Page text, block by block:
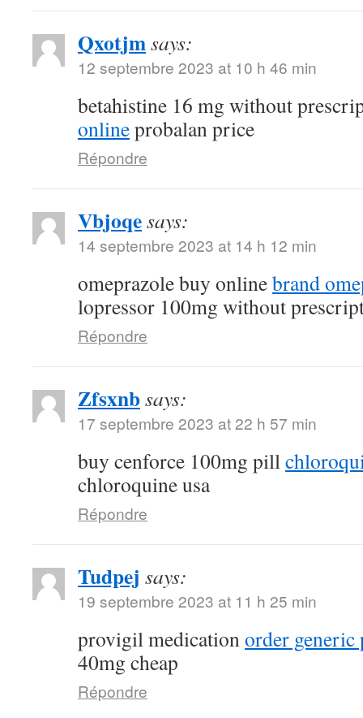
Qxotjmsays:
12 septembre 2023 at 10 h 46 min
betahistine 16 mg without
onlineprobalan price
Répondre
Vbjoqesays:
14 septembre 2023 at 14 h 12 min
omeprazole buy onlinebrand
lopressor 100mg without
Répondre
Zfsxnbsays:
17 septembre 2023 at 22 h 57 min
buy cenforce 100mg pill
chloroquine usa
Répondre
Tudpej says:
19 septembre 2023 at 11 h 25 min
provigil medicationorder
40mg cheap
Répondre